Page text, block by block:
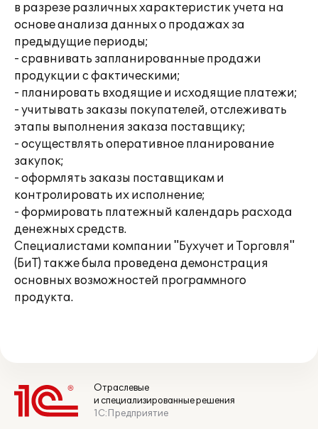
в разрезе различных характеристик учета на
основе анализа данных о продажах за
предыдущие периоды;
- сравнивать запланированные продажи
продукции с фактическими;
- планировать входящие и исходящие платежи;
- учитывать заказы покупателей, отслеживать
этапы выполнения заказа поставщику;
- осуществлять оперативное планирование
закупок;
- оформлять заказы поставщикам и
контролировать их исполнение;
- формировать платежный календарь расхода
денежных средств.
Специалистами компании "Бухучет и Торговля"
(БиТ) также была проведена демонстрация
основных возможностей программного
продукта.
Отраслевые
и специализированные решения
1С:Предприятие